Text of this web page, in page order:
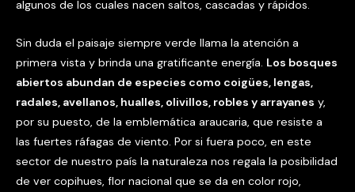
algunos de los cuales nacen saltos, cascadas y rápidos.
Sin duda el paisaje siempre verde llama la atención a
primera vista y brinda una gratificante energía. Los bosques
abiertos abundan de especies como coigües, lengas,
radales, avellanos, hualles, olivillos, robles y arrayanes y,
por su puesto, de la emblemática araucaria, que resiste a
las fuertes ráfagas de viento. Por si fuera poco, en este
sector de nuestro país la naturaleza nos regala la posibilidad
de ver copihues, flor nacional que se da en color rojo,